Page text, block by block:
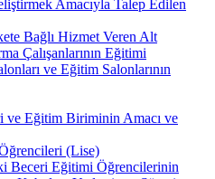
Amacıyla Talep Edilen
Bağlı Hizmet Veren Alt
Çalışanlarının Eğitimi
ve Eğitim Salonlarının
ve Eğitim Biriminin Amacı ve
(Lise)
Beceri Eğitimi Öğrencilerinin